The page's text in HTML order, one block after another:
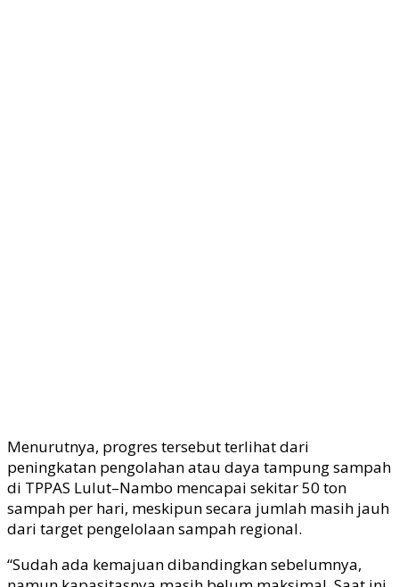
Menurutnya, progres tersebut terlihat dari
peningkatan pengolahan atau daya tampung sampah
di TPPAS Lulut–Nambo mencapai sekitar 50 ton
sampah per hari, meskipun secara jumlah masih jauh
dari target pengelolaan sampah regional.
“Sudah ada kemajuan dibandingkan sebelumnya,